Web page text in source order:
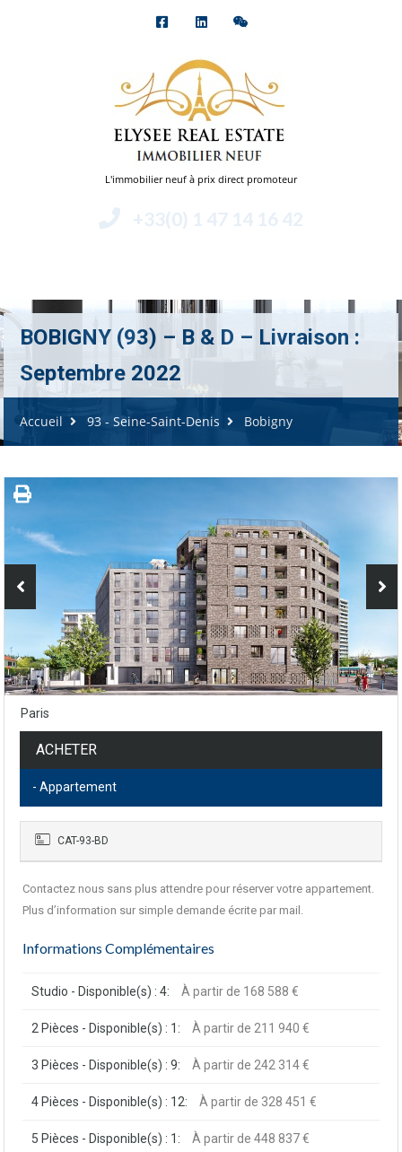
L'immobilier neuf à prix direct promoteur
+33(0) 1 47 14 16 42
BOBIGNY (93) – B & D – Livraison :
Septembre 2022
Accueil 93 - Seine-Saint-Denis Bobigny
Paris
ACHETER
- Appartement
CAT-93-BD
Contactez nous sans plus attendre pour réserver votre appartement.
Plus d’information sur simple demande écrite par mail.
Informations Complémentaires
Studio - Disponible(s) : 4: À partir de 168 588 €
2 Pièces - Disponible(s) : 1: À partir de 211 940 €
3 Pièces - Disponible(s) : 9: À partir de 242 314 €
4 Pièces - Disponible(s) : 12: À partir de 328 451 €
5 Pièces - Disponible(s) : 1: À partir de 448 837 €